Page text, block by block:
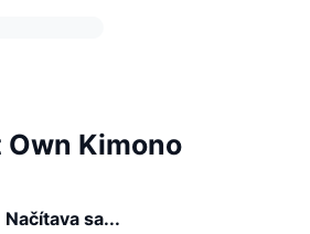
Kimono
Načítava sa...